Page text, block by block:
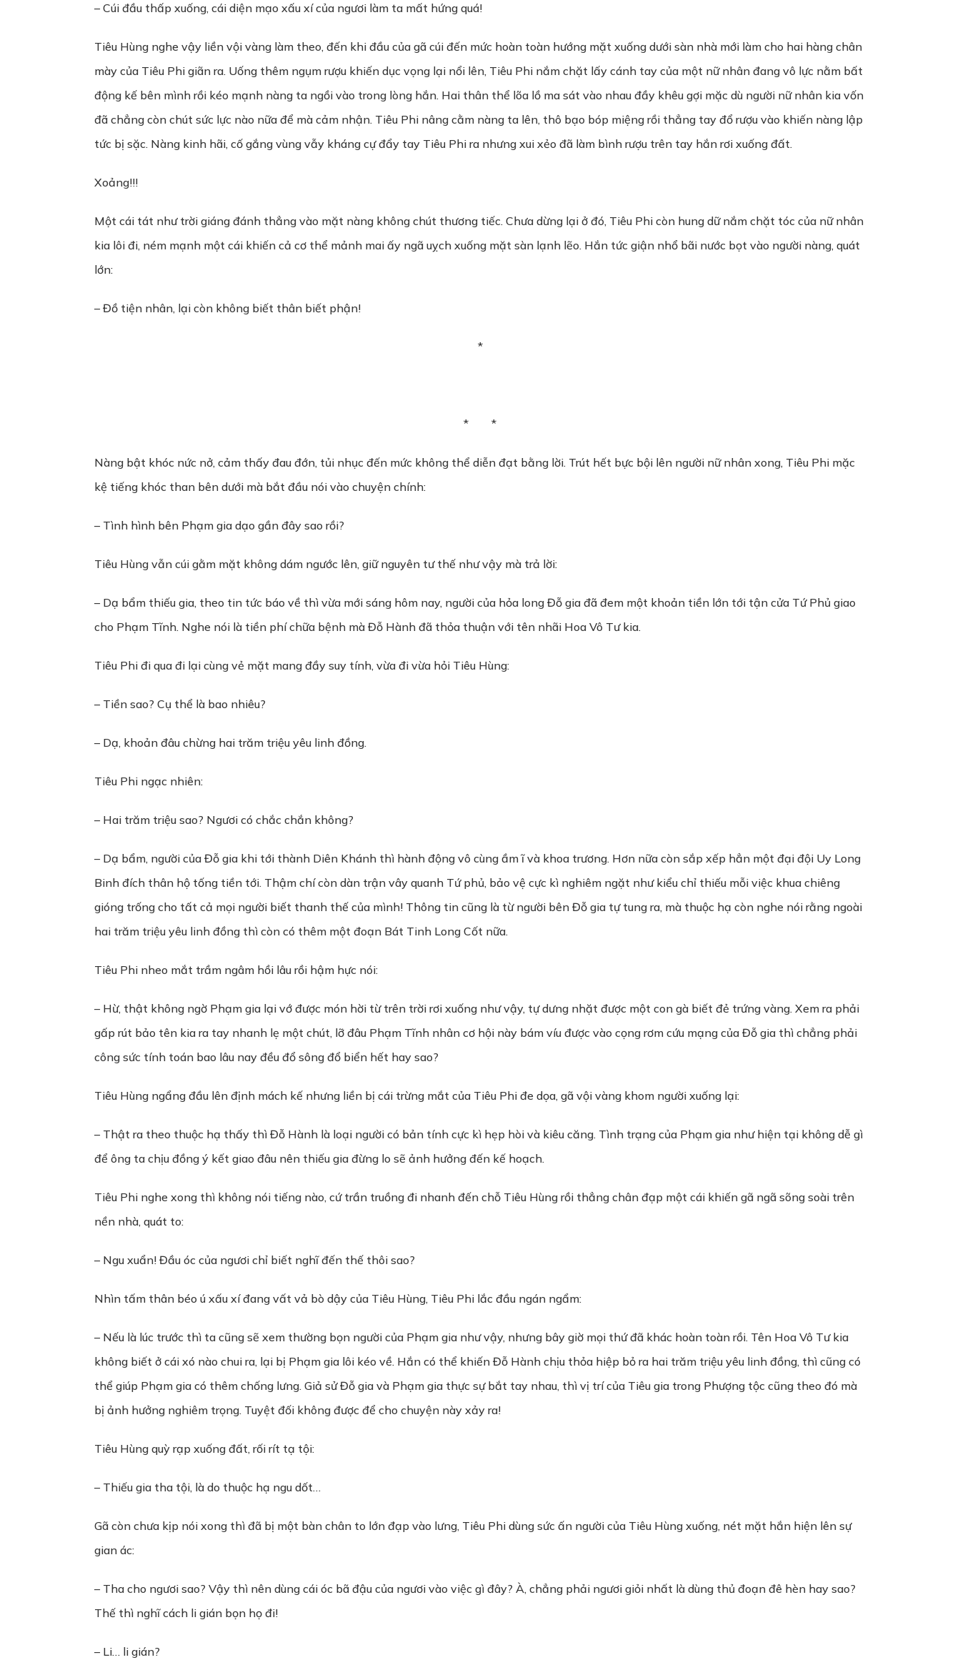
– Cúi đầu thấp xuống, cái diện mạo xấu xí của ngươi làm ta mất hứng quá!
Tiêu Hùng nghe vậy liền vội vàng làm theo, đến khi đầu của gã cúi đến mức hoàn toàn hướng mặt xuống dưới sàn nhà mới làm cho hai hàng chân
mày của Tiêu Phi giãn ra. Uống thêm ngụm rượu khiến dục vọng lại nổi lên, Tiêu Phi nắm chặt lấy cánh tay của một nữ nhân đang vô lực nằm bất
động kế bên mình rồi kéo mạnh nàng ta ngồi vào trong lòng hắn. Hai thân thể lõa lồ ma sát vào nhau đầy khêu gợi mặc dù người nữ nhân kia vốn
đã chẳng còn chút sức lực nào nữa để mà cảm nhận. Tiêu Phi nâng cằm nàng ta lên, thô bạo bóp miệng rồi thẳng tay đổ rượu vào khiến nàng lập
tức bị sặc. Nàng kinh hãi, cố gắng vùng vẫy kháng cự đẩy tay Tiêu Phi ra nhưng xui xẻo đã làm bình rượu trên tay hắn rơi xuống đất.
Xoảng!!!
Một cái tát như trời giáng đánh thẳng vào mặt nàng không chút thương tiếc. Chưa dừng lại ở đó, Tiêu Phi còn hung dữ nắm chặt tóc của nữ nhân
kia lôi đi, ném mạnh một cái khiến cả cơ thể mảnh mai ấy ngã uỵch xuống mặt sàn lạnh lẽo. Hắn tức giận nhổ bãi nước bọt vào người nàng, quát
lớn:
– Đồ tiện nhân, lại còn không biết thân biết phận!
*
* *
Nàng bật khóc nức nở, cảm thấy đau đớn, tủi nhục đến mức không thể diễn đạt bằng lời. Trút hết bực bội lên người nữ nhân xong, Tiêu Phi mặc
kệ tiếng khóc than bên dưới mà bắt đầu nói vào chuyện chính:
– Tình hình bên Phạm gia dạo gần đây sao rồi?
Tiêu Hùng vẫn cúi gằm mặt không dám ngước lên, giữ nguyên tư thế như vậy mà trả lời:
– Dạ bẩm thiếu gia, theo tin tức báo về thì vừa mới sáng hôm nay, người của hỏa long Đỗ gia đã đem một khoản tiền lớn tới tận cửa Tứ Phủ giao
cho Phạm Tĩnh. Nghe nói là tiền phí chữa bệnh mà Đỗ Hành đã thỏa thuận với tên nhãi Hoa Vô Tư kia.
Tiêu Phi đi qua đi lại cùng vẻ mặt mang đầy suy tính, vừa đi vừa hỏi Tiêu Hùng:
– Tiền sao? Cụ thể là bao nhiêu?
– Dạ, khoản đâu chừng hai trăm triệu yêu linh đồng.
Tiêu Phi ngạc nhiên:
– Hai trăm triệu sao? Ngươi có chắc chắn không?
– Dạ bẩm, người của Đỗ gia khi tới thành Diên Khánh thì hành động vô cùng ầm ĩ và khoa trương. Hơn nữa còn sắp xếp hẳn một đại đội Uy Long
Binh đích thân hộ tống tiền tới. Thậm chí còn dàn trận vây quanh Tứ phủ, bảo vệ cực kì nghiêm ngặt như kiểu chỉ thiếu mỗi việc khua chiêng
gióng trống cho tất cả mọi người biết thanh thế của mình! Thông tin cũng là từ người bên Đỗ gia tự tung ra, mà thuộc hạ còn nghe nói rằng ngoài
hai trăm triệu yêu linh đồng thì còn có thêm một đoạn Bát Tinh Long Cốt nữa.
Tiêu Phi nheo mắt trầm ngâm hồi lâu rồi hậm hực nói:
– Hừ, thật không ngờ Phạm gia lại vớ được món hời từ trên trời rơi xuống như vậy, tự dưng nhặt được một con gà biết đẻ trứng vàng. Xem ra phải
gấp rút bảo tên kia ra tay nhanh lẹ một chút, lỡ đâu Phạm Tĩnh nhân cơ hội này bám víu được vào cọng rơm cứu mạng của Đỗ gia thì chẳng phải
công sức tính toán bao lâu nay đều đổ sông đổ biển hết hay sao?
Tiêu Hùng ngẩng đầu lên định mách kế nhưng liền bị cái trừng mắt của Tiêu Phi đe dọa, gã vội vàng khom người xuống lại:
– Thật ra theo thuộc hạ thấy thì Đỗ Hành là loại người có bản tính cực kì hẹp hòi và kiêu căng. Tình trạng của Phạm gia như hiện tại không dễ gì
để ông ta chịu đồng ý kết giao đâu nên thiếu gia đừng lo sẽ ảnh hưởng đến kế hoạch.
Tiêu Phi nghe xong thì không nói tiếng nào, cứ trần truồng đi nhanh đến chỗ Tiêu Hùng rồi thẳng chân đạp một cái khiến gã ngã sõng soài trên
nền nhà, quát to:
– Ngu xuẩn! Đầu óc của ngươi chỉ biết nghĩ đến thế thôi sao?
Nhìn tấm thân béo ú xấu xí đang vất vả bò dậy của Tiêu Hùng, Tiêu Phi lắc đầu ngán ngẩm:
– Nếu là lúc trước thì ta cũng sẽ xem thường bọn người của Phạm gia như vậy, nhưng bây giờ mọi thứ đã khác hoàn toàn rồi. Tên Hoa Vô Tư kia
không biết ở cái xó nào chui ra, lại bị Phạm gia lôi kéo về. Hắn có thể khiến Đỗ Hành chịu thỏa hiệp bỏ ra hai trăm triệu yêu linh đồng, thì cũng có
thể giúp Phạm gia có thêm chống lưng. Giả sử Đỗ gia và Phạm gia thực sự bắt tay nhau, thì vị trí của Tiêu gia trong Phượng tộc cũng theo đó mà
bị ảnh hưởng nghiêm trọng. Tuyệt đối không được để cho chuyện này xảy ra!
Tiêu Hùng quỳ rạp xuống đất, rối rít tạ tội:
– Thiếu gia tha tội, là do thuộc hạ ngu dốt…
Gã còn chưa kịp nói xong thì đã bị một bàn chân to lớn đạp vào lưng, Tiêu Phi dùng sức ấn người của Tiêu Hùng xuống, nét mặt hắn hiện lên sự
gian ác:
– Tha cho ngươi sao? Vậy thì nên dùng cái óc bã đậu của ngươi vào việc gì đây? À, chẳng phải ngươi giỏi nhất là dùng thủ đoạn đê hèn hay sao?
Thế thì nghĩ cách li gián bọn họ đi!
– Li… li gián?